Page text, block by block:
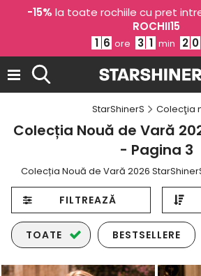
-15% la toate rochiile cu pret
ROCHII15
1 6 ore 3 1 min 1 7
StarShinerS Colecţia
Colecția Nouă de Vară
- Pagina 3
Colecția Nouă de Vară 2026
TOATE BESTSELLERE
FILTREAZĂ